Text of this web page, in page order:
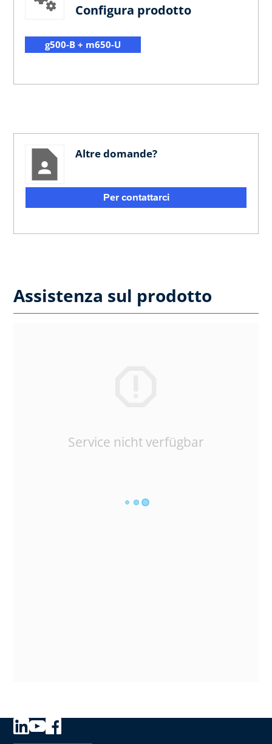
Configura prodotto
g500-B + m650-U
Altre domande?
Per contattarci
Assistenza sul prodotto
Service nicht verfügbar